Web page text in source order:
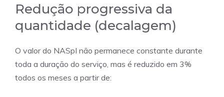
Redução progressiva da
quantidade (decalagem)
O valor do NASpI não permanece constante durante
toda a duração do serviço, mas é reduzido em 3%
todos os meses a partir de: